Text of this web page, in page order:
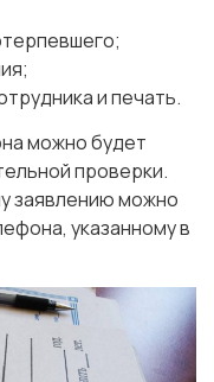
и печать.
можно будет
проверки.
заявлению можно
указанному в